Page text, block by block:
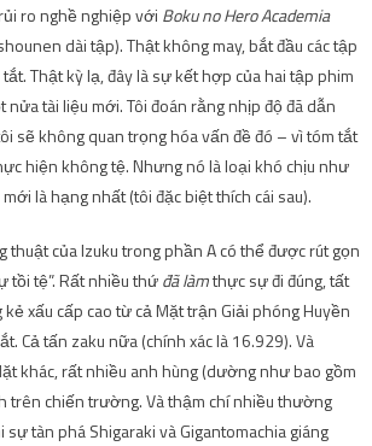
ro nghề nghiệp với Boku no Hero Academia
dài tập). Thật không may, bắt đầu các tập
Thật kỳ lạ, đây là sự kết hợp của hai tập phim
nửa tài liệu mới. Tôi đoán rằng nhịp độ đã dẫn
sẽ không quan trọng hóa vấn đề đó – vì tóm tắt
hiện không tệ. Nhưng nó là loại khó chịu như
là hạng nhất (tôi đặc biệt thích cái sau).
của Izuku trong phần A có thể được rút gọn
tồi tệ”. Rất nhiều thứđã làmthực sự đi đúng, tất
xấu cấp cao từ cả Mặt trận Giải phóng Huyền
Cả tấn zaku nữa (chính xác là 16.929). Và
khác, rất nhiều anh hùng (dường như bao gồm
trên chiến trường. Và thậm chí nhiều thường
tàn phá Shigaraki và Gigantomachia giáng